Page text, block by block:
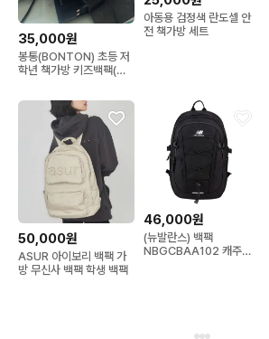
35,000원
봉통(BONTON) 초등 저
학년 책가방 키즈백팩(골
아동용 검정색 란도셀 안
전 책가방 세트
50,000원
ASUR 아이보리 백팩 가
방 무신사 백팩 학생 백팩
46,000원
(뉴발란스) 백팩
NBGCBAA102 캐주얼